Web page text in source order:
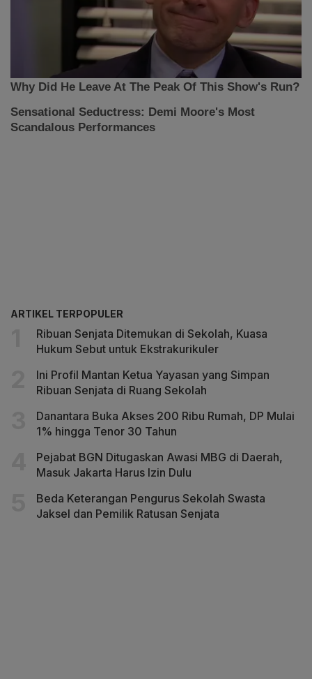
ARTIKEL TERPOPULER
Ribuan Senjata Ditemukan di Sekolah, Kuasa
Hukum Sebut untuk Ekstrakurikuler
Ini Profil Mantan Ketua Yayasan yang Simpan
Ribuan Senjata di Ruang Sekolah
Danantara Buka Akses 200 Ribu Rumah, DP Mulai
1% hingga Tenor 30 Tahun
Pejabat BGN Ditugaskan Awasi MBG di Daerah,
Masuk Jakarta Harus Izin Dulu
Beda Keterangan Pengurus Sekolah Swasta
Jaksel dan Pemilik Ratusan Senjata